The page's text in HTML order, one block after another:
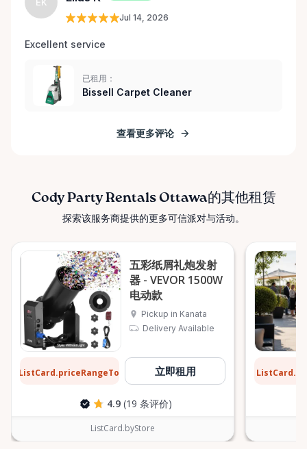
EK
Jul 14, 2026
Excellent service
已租用：
Bissell Carpet Cleaner
查看更多评论
Cody Party Rentals Ottawa的其他租赁
探索该服务商提供的更多可信派对与活动。
五彩纸屑礼炮发射
器 - VEVOR 1500W
电动款
Pickup in Kanata
Delivery Available
ListCard.priceRangeTo 立即租用
4.9 (19 条评价)
ListCard.byStore